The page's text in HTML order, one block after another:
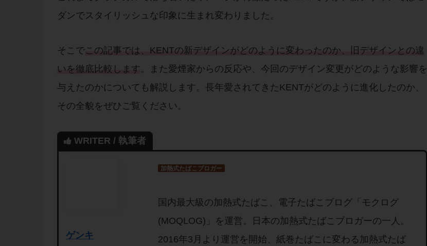
ダンでスタイリッシュな印象に生まれ変わりました。
そこでこの記事では、KENTの新デザインがどのように変わったのか、旧デザインとの違
いを徹底比較します 。また愛煙家からの反応や、今回のデザイン変更がどのような影響を
与えたのかについても解説します。長年愛されてきたKENTがどのように進化したのか、
その全貌をぜひご覧ください。
WRITER / 執筆者
ゲンキ
加熱式たばこブロガー
国内最大級の加熱式たばこ、電子たばこブログ「モクログ
(MOQLOG)」を運営。日本の加熱式たばこブロガーの一人。
2016年3月より運営を開始、紙巻たばこに変わる加熱式たば